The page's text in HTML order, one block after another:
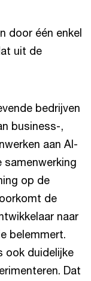
door één enkel
uit de
bedrijven
business-,
aan AI-
op de
de
naar
belemmert.
ook duidelijke
Dat